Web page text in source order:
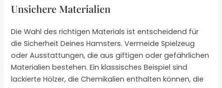
Unsichere Materialien
Die Wahl des richtigen Materials ist entscheidend für
die Sicherheit Deines Hamsters. Vermeide Spielzeug
oder Ausstattungen, die aus giftigen oder gefährlichen
Materialien bestehen. Ein klassisches Beispiel sind
lackierte Hölzer, die Chemikalien enthalten können, die